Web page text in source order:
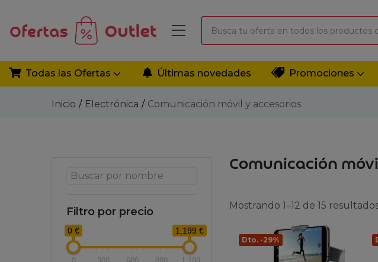
Todas las Ofertas Últimas novedades Promociones
Inicio Electrónica Comunicación móvil y accesorios
Filtro por precio
0 € 1,199 €
Comunicación
Mostrando 1–12 de 15
Dto. -29%